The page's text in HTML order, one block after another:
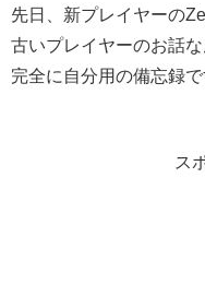
先日、新プレイヤーの
古いプレイヤーのお話な
完全に自分用の備忘録で
ス